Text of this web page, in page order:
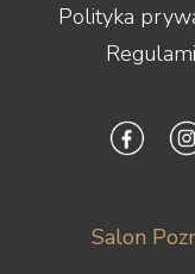
Polityka
Salon